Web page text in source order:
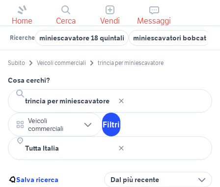
Home Cerca Vendi Messaggi
Ricerche miniescavatore 18 quintali miniescavatori bobcat
Subito Veicoli commerciali trincia per miniescavatore
Cosa cerchi?
Veicoli
commerciali
Filtri
Salva ricerca Dal più recente